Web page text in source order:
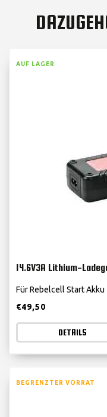
AUF LAGER
14.6V3A Lithium-
Für Rebelcell Start Akku
€49,50
DETAILS
BEGRENZTER VORRAT